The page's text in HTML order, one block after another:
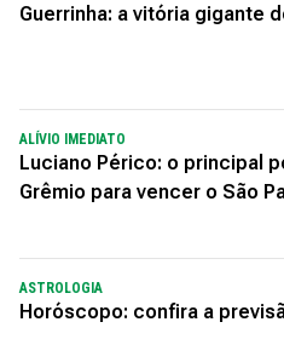
Guerrinha: a vitória gigante
ALÍVIO IMEDIATO
Luciano Périco: o principal
Grêmio para vencer o São
ASTROLOGIA
Horóscopo: confira a